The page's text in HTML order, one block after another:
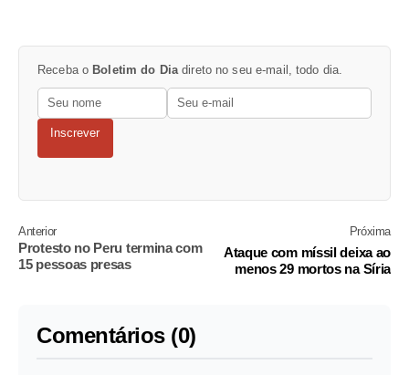
Receba o Boletim do Diadireto no seu e-mail, todo dia.
Inscrever
Anterior
Protesto no Peru termina com
15 pessoas presas
Próxima
Ataque com míssil deixa ao
menos 29 mortos na Síria
Comentários (0)